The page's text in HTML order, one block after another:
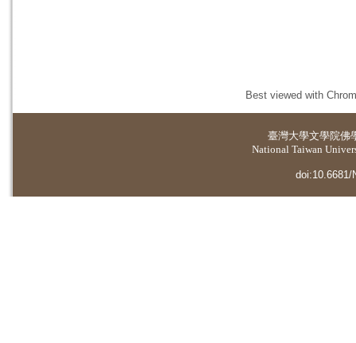
Best viewed with
臺灣大學文學院佛
National Taiwan
doi:10.6681/